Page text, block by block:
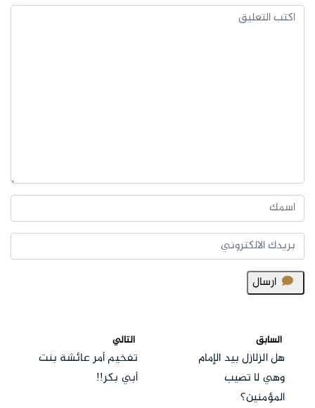
ارسال
السابق
هل الزلازل بيد الإمام
وهي لا تصيب
المؤمنين؟
التالي
تفخيم أمر عائشة بنت
أبي بكر!!